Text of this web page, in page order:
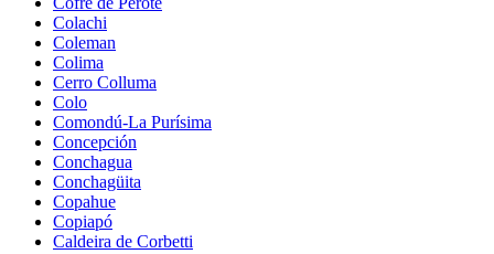
Colachi
Coleman
Colima
Cerro Colluma
Colo
Comondú-La Purísima
Concepción
Conchagua
Conchagüita
Copahue
Copiapó
Caldeira de Corbetti